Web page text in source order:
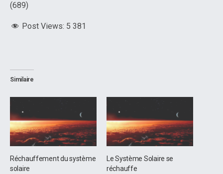
(689)
Post Views: 5 381
Similaire
Réchauffement du système
solaire
Le Système Solaire se
réchauffe